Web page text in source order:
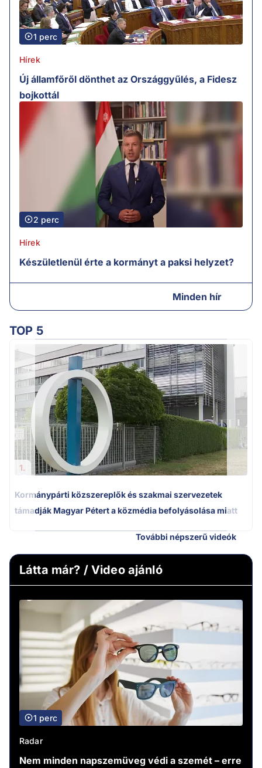
1 perc
Hírek
Új államfőről dönthet az Országgyűlés, a Fidesz
bojkottál
2 perc
Hírek
Készületlenül érte a kormányt a paksi helyzet?
Minden hír
TOP 5
1.
Kormánypárti közszereplők és szakmai szervezetek
támadják Magyar Pétert a közmédia befolyásolása miatt
További népszerű videók
Látta már? / Video ajánló
1 perc
Radar
Nem minden napszemüveg védi a szemét – erre